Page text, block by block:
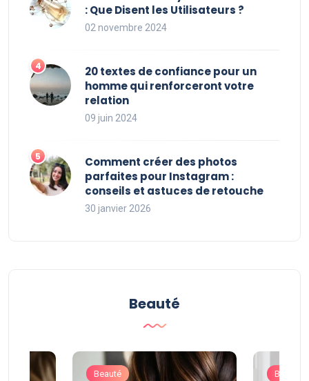
: Que Disent les Utilisateurs ?
02 novembre 2024
20 textes de confiance pour un
homme qui renforceront votre
relation
09 juin 2024
Comment créer des photos
parfaites pour Instagram :
conseils et astuces de retouche
30 janvier 2026
Beauté
Beauté Beauté